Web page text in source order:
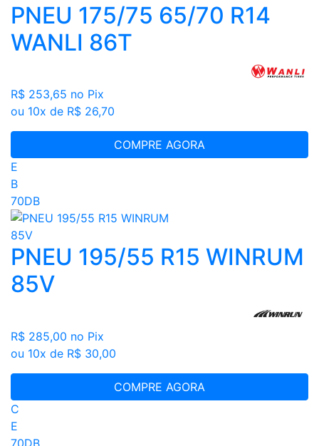
PNEU 175/75 65/70 R14
WANLI 86T
R$ 253,65 no Pix
ou 10x de R$ 26,70
COMPRE AGORA
E
B
70DB
PNEU 195/55 R15 WINRUM
85V
R$ 285,00 no Pix
ou 10x de R$ 30,00
COMPRE AGORA
C
E